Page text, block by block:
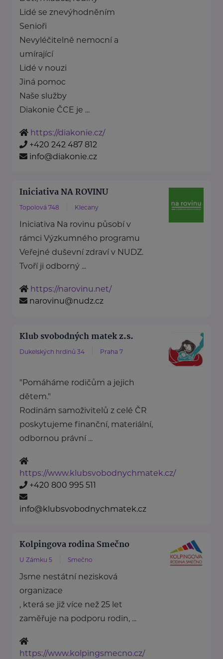
Lidé se znevýhodněním
Senioři
Nevyléčitelně nemocní a
umírající
Lidé v nouzi
Jiná pomoc
Naše služby
Diakonie ČCE je ...
https://diakonie.cz/
+420 242 487 812
info@diakonie.cz
Iniciativa NA ROVINU
Topolová 748 Klecany
Iniciativa Na rovinu působí v
rámci Výzkumného programu
Veřejné duševní zdraví v NUDZ.
Tvoří ji odborný ...
https://narovinu.net/
narovinu@nudz.cz
Klub svobodných matek z.s.
Dukelských hrdinů 34 Praha 7
"Pomáháme rodičům a jejich
dětem."
Rodinám samoživitelů z celé ČR
poskytujeme finanční, materiální,
odbornou právní ...
https://www.klubsvobodnychmatek.cz/
+420 800 995 511
info@klubsvobodnychmatek.cz
Kolpingova rodina Smečno
U Zámku 5 Smečno
Jsme nestátní nezisková
organizace
, která se již více než 25 let
zaměřuje na podporu rodin, ...
https://www.kolpingsmecno.cz/